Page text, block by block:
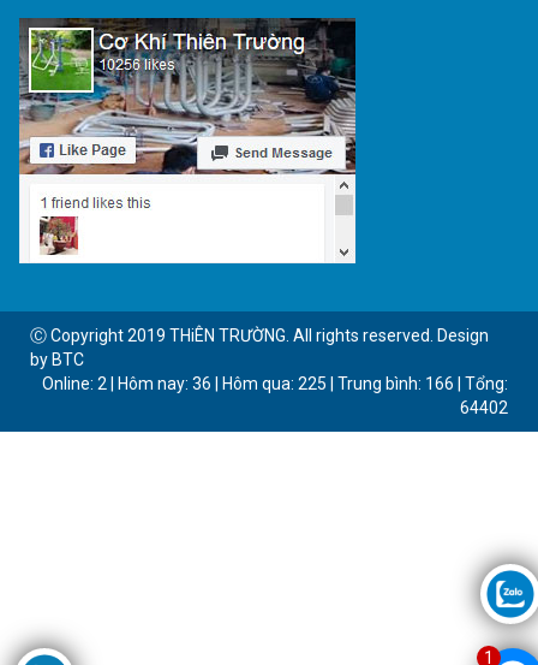
Ⓒ Copyright 2019 THiÊN TRƯỜNG. All rights reserved. Design
by BTC
Online: 2 | Hôm nay: 36 | Hôm qua: 225 | Trung bình: 166 | Tổng:
64402
1